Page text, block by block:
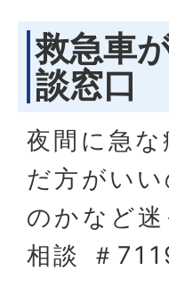
救急車
談窓口
夜間に急
だ方がい
のかなど
相談 ＃